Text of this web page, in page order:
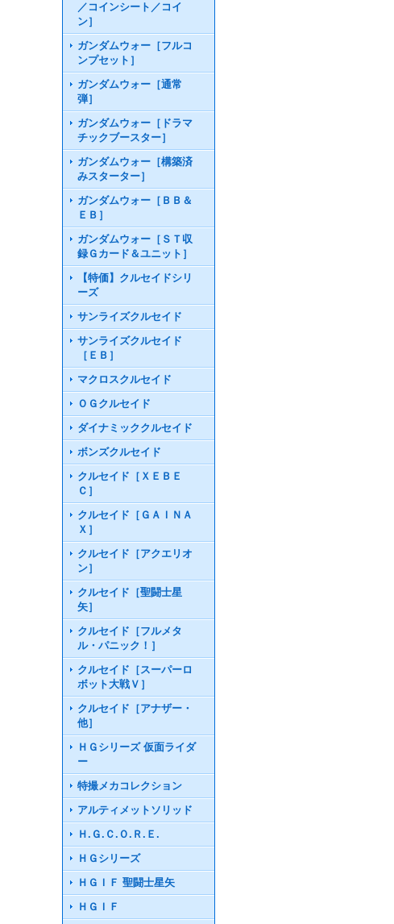
／コインシート／コイ
ン］
ガンダムウォー［フルコ
ンプセット］
ガンダムウォー［通常
弾］
ガンダムウォー［ドラマ
チックブースター］
ガンダムウォー［構築済
みスターター］
ガンダムウォー［ＢＢ＆
ＥＢ］
ガンダムウォー［ＳＴ収
録Ｇカード＆ユニット］
【特価】クルセイドシリ
ーズ
サンライズクルセイド
サンライズクルセイド
［ＥＢ］
マクロスクルセイド
ＯＧクルセイド
ダイナミッククルセイド
ボンズクルセイド
クルセイド［ＸＥＢＥ
Ｃ］
クルセイド［ＧＡＩＮＡ
Ｘ］
クルセイド［アクエリオ
ン］
クルセイド［聖闘士星
矢］
クルセイド［フルメタ
ル・パニック！］
クルセイド［スーパーロ
ボット大戦Ｖ］
クルセイド［アナザー・
他］
ＨＧシリーズ 仮面ライダ
ー
特撮メカコレクション
アルティメットソリッド
Ｈ.Ｇ.Ｃ.Ｏ.Ｒ.Ｅ.
ＨＧシリーズ
ＨＧＩＦ 聖闘士星矢
ＨＧＩＦ